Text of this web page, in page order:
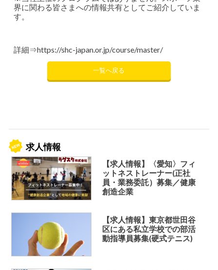
界に関わる皆さまへの情報共有としてご紹介していま
す。
詳細⇒https://shc-japan.or.jp/course/master/
一覧へ戻る
求人情報
【求人情報】〈愛知〉フィ
ットネストレーナー(正社
員・業務委託）募集／健康
創造企業
【求人情報】東京都世田谷
区にある私立学校での部活
動指導員募集(硬式テニス)